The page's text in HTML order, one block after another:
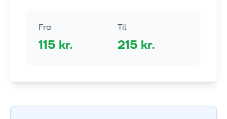
Fra
115 kr.
Til
215 kr.